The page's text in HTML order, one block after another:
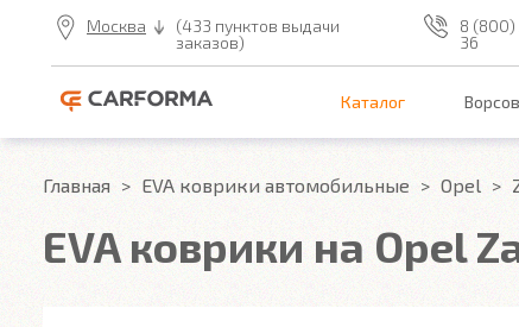
Москва
(433 пунктов выдачи
заказов)
8 (800)
36
Каталог
Главная EVA коврики автомобильные Opel
EVA коврики на Opel